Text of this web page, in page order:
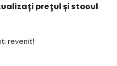
prețul și stocul
revenit!